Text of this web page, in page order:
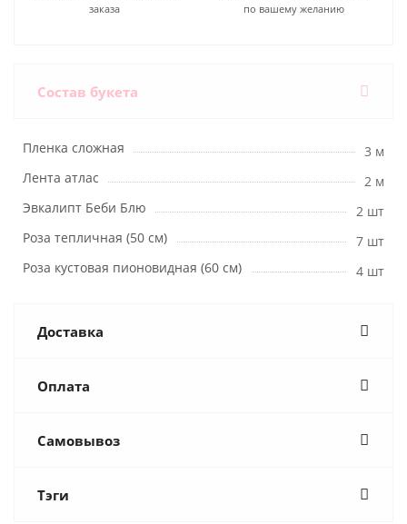
заказа
по вашему желанию
Состав букета
Пленка сложная
3 м
Лента атлас
2 м
Эвкалипт Беби Блю
2 шт
Роза тепличная (50 см)
7 шт
Роза кустовая пионовидная (60 см)
4 шт
Доставка
Оплата
Самовывоз
Тэги